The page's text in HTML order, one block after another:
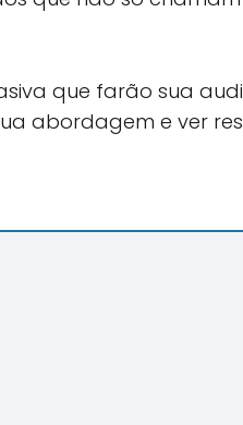
que farão sua
abordagem e ver